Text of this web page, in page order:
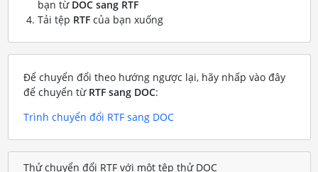
bạn từ DOC sang RTF
Tải tệp RTFcủa bạn xuống
Để chuyển đổi theo hướng ngược lại, hãy nhấp vào đây
để chuyển từ RTF sang DOC:
Trình chuyển đổi RTF sang DOC
Thử chuyển đổi RTF với một tệp thử DOC